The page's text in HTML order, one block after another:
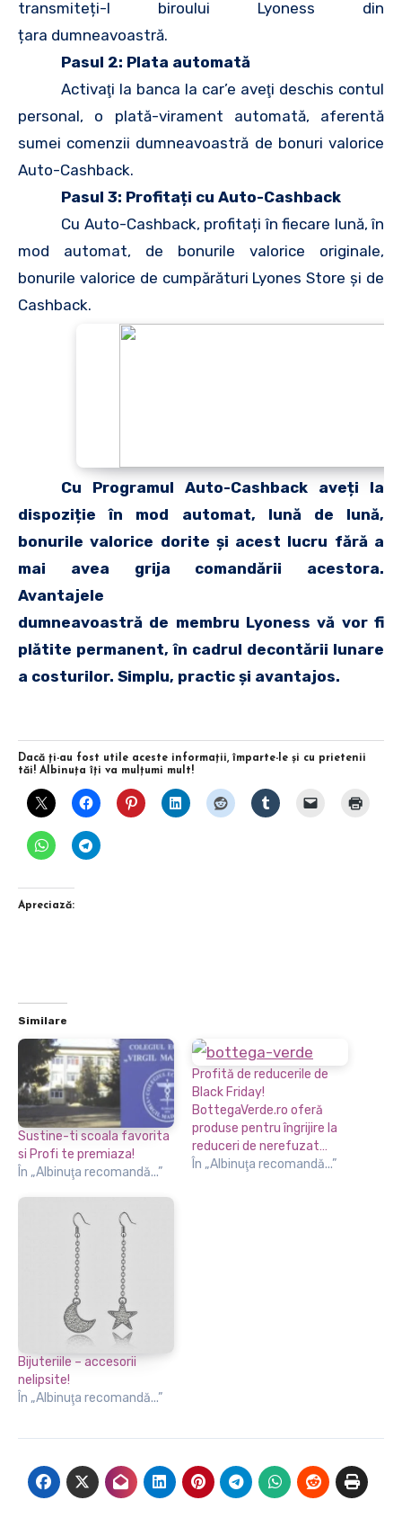
transmiteți-l biroului Lyoness din
țara dumneavoastră.
Pasul 2: Plata automată
Activaţi la banca la car’e aveţi deschis contul
personal, o plată-virament automată, aferentă
sumei comenzii dumneavoastră de bonuri valorice
Auto-Cashback.
Pasul 3: Profitați cu Auto-Cashback
Cu Auto-Cashback, profitați în fiecare lună, în
mod automat, de bonurile valorice originale,
bonurile valorice de cumpărături Lyones Store și de
Cashback.
Cu Programul Auto-Cashback aveți la
dispoziție în mod automat, lună de lună,
bonurile valorice dorite și acest lucru fără a
mai avea grija comandării acestora.
Avantajele
dumneavoastră de membru Lyoness vă vor fi
plătite permanent, în cadrul decontării lunare
a costurilor. Simplu, practic și avantajos.
Dacă ţi-au fost utile aceste informaţii, împarte-le şi cu prietenii
tăi! Albinuţa îţi va mulţumi mult!
Apreciază:
Similare
Sustine-ti scoala favorita
si Profi te premiaza!
În „Albinuţa recomandă...”
Profită de reducerile de
Black Friday!
BottegaVerde.ro oferă
produse pentru îngrijire la
reduceri de nerefuzat…
În „Albinuţa recomandă...”
Bijuteriile – accesorii
nelipsite!
În „Albinuţa recomandă...”